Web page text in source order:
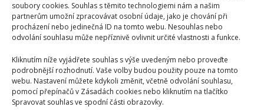
soubory cookies. Souhlas s těmito technologiemi nám a našim
partnerům umožní zpracovávat osobní údaje, jako je chování při
procházení nebo jedinečná ID na tomto webu. Nesouhlas nebo
odvolání souhlasu může nepříznivě ovlivnit určité vlastnosti a funkce.
Kliknutím níže vyjádřete souhlas s výše uvedeným nebo proveďte
podrobnější rozhodnutí. Vaše volby budou použity pouze na tomto
webu. Nastavení můžete kdykoli změnit, včetně odvolání souhlasu,
pomocí přepínačů v Zásadách cookies nebo kliknutím na tlačítko
Spravovat souhlas ve spodní části obrazovky.